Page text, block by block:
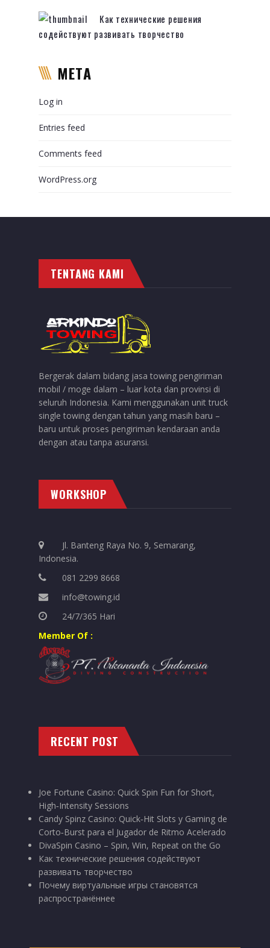
Как технические решения
содействуют развивать творчество
META
Log in
Entries feed
Comments feed
WordPress.org
TENTANG KAMI
Bergerak dalam bidang jasa towing pengiriman
mobil / moge dalam – luar kota dan provinsi di
seluruh Indonesia. Kami menggunakan unit truck
single towing dengan tahun yang masih baru –
baru untuk proses pengiriman kendaraan anda
dengan atau tanpa asuransi.
WORKSHOP
Jl. Banteng Raya No. 9, Semarang,
Indonesia.
081 2299 8668
info@towing.id
24/7/365 Hari
Member Of :
RECENT POST
Joe Fortune Casino: Quick Spin Fun for Short,
High‑Intensity Sessions
Candy Spinz Casino: Quick‑Hit Slots y Gaming de
Corto‑Burst para el Jugador de Ritmo Acelerado
DivaSpin Casino – Spin, Win, Repeat on the Go
Как технические решения содействуют
развивать творчество
Почему виртуальные игры становятся
распространённее